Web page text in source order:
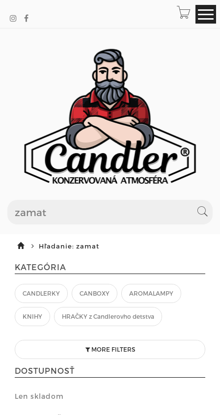
Hľadanie: zamat
KATEGÓRIA
CANDLERKY CANBOXY AROMALAMPY
KNIHY HRAČKY z Candlerovho detstva
MORE FILTERS
DOSTUPNOSŤ
Len skladom